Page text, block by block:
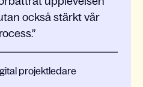
också stärkt vår
projektledare